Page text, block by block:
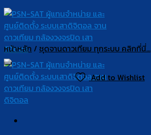
Skip
to
content
หน้าหลัก / ชุดจานดาวเทียม ทุกระบบ คลิกที่นี่...
Add to Wishlist